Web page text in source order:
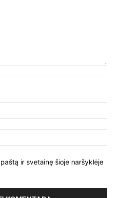
ir svetainę šioje naršyklėje